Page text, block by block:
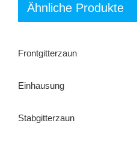
Ähnliche Produkte
Frontgitterzaun
Einhausung
Stabgitterzaun